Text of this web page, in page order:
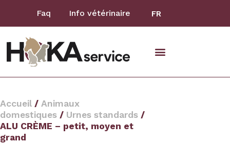
Faq Info vétérinaire FR
Accueil / Animaux
domestiques / Urnes standards /
ALU CRÈME – petit, moyen et
grand